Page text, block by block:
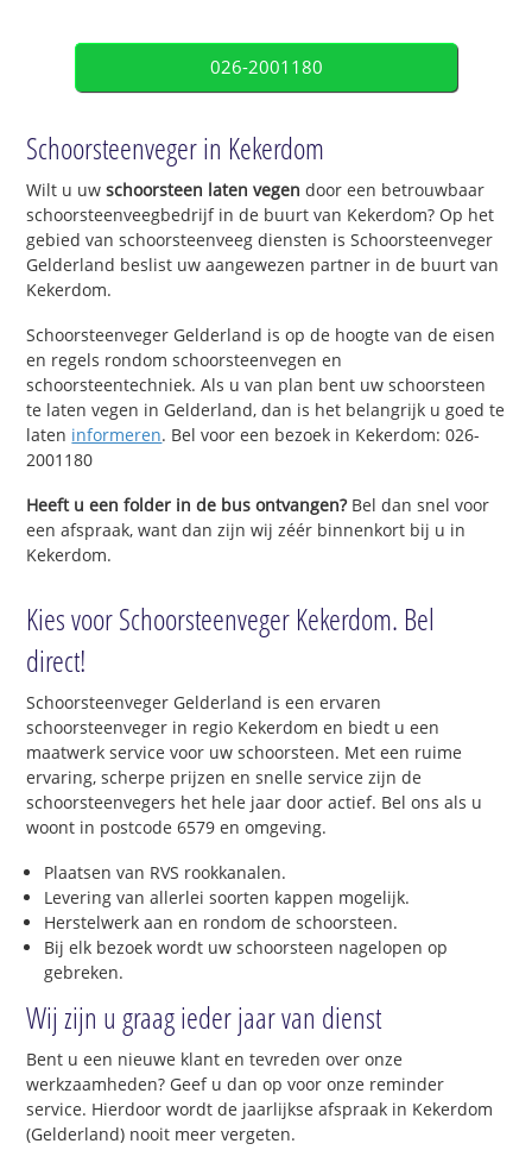
026-2001180
Schoorsteenveger in Kekerdom
Wilt u uwschoorsteen laten vegen door een betrouwbaar
schoorsteenveegbedrijf in de buurt van Kekerdom? Op het
gebied van schoorsteenveeg diensten is Schoorsteenveger
Gelderland beslist uw aangewezen partner in de buurt van
Kekerdom.
Schoorsteenveger Gelderland is op de hoogte van de eisen
en regels rondom schoorsteenvegen en
schoorsteentechniek. Als u van plan bent uw schoorsteen
te laten vegen in Gelderland, dan is het belangrijk u goed te
laten informeren. Bel voor een bezoek in Kekerdom: 026-
2001180
Heeft u een folder in de bus ontvangen?Bel dan snel voor
een afspraak, want dan zijn wij zéér binnenkort bij u in
Kekerdom.
Kies voor Schoorsteenveger Kekerdom. Bel
direct!
Schoorsteenveger Gelderland is een ervaren
schoorsteenveger in regio Kekerdom en biedt u een
maatwerk service voor uw schoorsteen. Met een ruime
ervaring, scherpe prijzen en snelle service zijn de
schoorsteenvegers het hele jaar door actief. Bel ons als u
woont in postcode 6579 en omgeving.
Plaatsen van RVS rookkanalen.
Levering van allerlei soorten kappen mogelijk.
Herstelwerk aan en rondom de schoorsteen.
Bij elk bezoek wordt uw schoorsteen nagelopen op
gebreken.
Wij zijn u graag ieder jaar van dienst
Bent u een nieuwe klant en tevreden over onze
werkzaamheden? Geef u dan op voor onze reminder
service. Hierdoor wordt de jaarlijkse afspraak in Kekerdom
(Gelderland) nooit meer vergeten.